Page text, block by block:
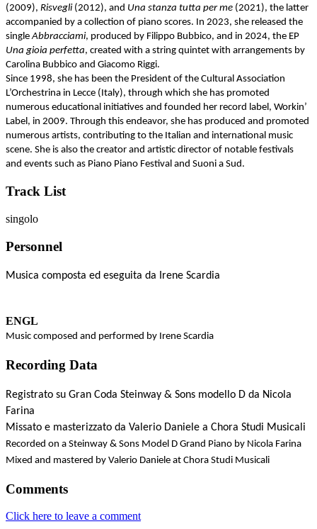
(2009), Risvegli(2012), and Una stanza tutta per me (2021), the latter
accompanied by a collection of piano scores. In 2023, she released the
singleAbbracciami, produced by Filippo Bubbico, and in 2024, the EP
Una gioia perfetta, created with a string quintet with arrangements by
Carolina Bubbico and Giacomo Riggi.
Since 1998, she has been the President of the Cultural Association
L’Orchestrina in Lecce (Italy), through which she has promoted
numerous educational initiatives and founded her record label, Workin’
Label, in 2009. Through this endeavor, she has produced and promoted
numerous artists, contributing to the Italian and international music
scene. She is also the creator and artistic director of notable festivals
and events such as Piano Piano Festival and Suoni a Sud.
Track List
singolo
Personnel
Musica composta ed eseguita da Irene Scardia
ENGL
Music composed and performed by Irene Scardia
Recording Data
Registrato su Gran Coda Steinway & Sons modello D da Nicola
Farina
Missato e masterizzato da Valerio Daniele a Chora Studi Musicali
Recorded on a Steinway & Sons Model D Grand Piano by Nicola Farina
Mixed and mastered by Valerio Daniele at Chora Studi Musicali
Comments
Click here to leave a comment